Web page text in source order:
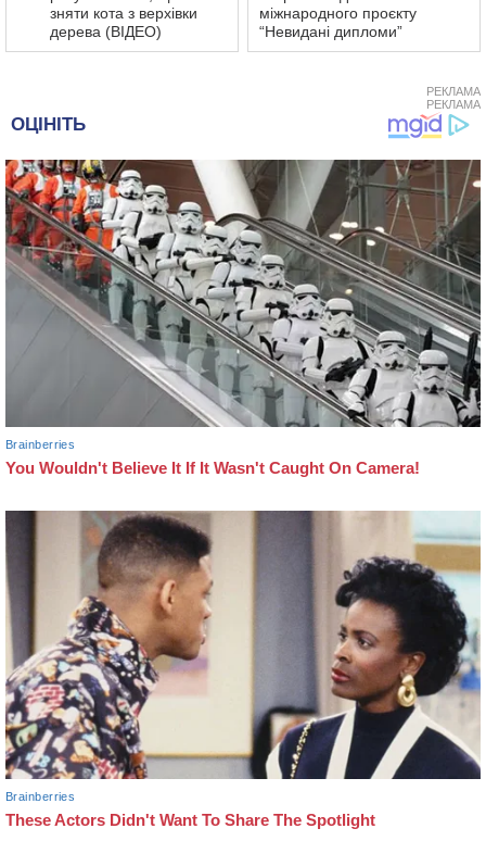
зняти кота з верхівки
дерева (ВІДЕО)
міжнародного проєкту
“Невидані дипломи”
РЕКЛАМА
РЕКЛАМА